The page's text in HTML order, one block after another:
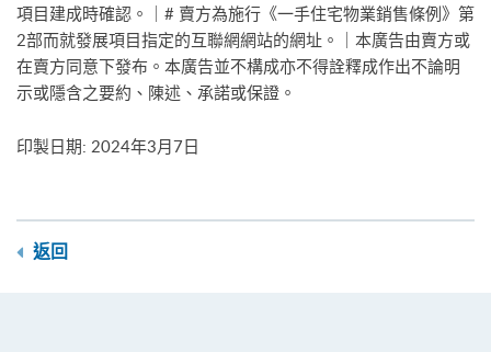
項目建成時確認。｜# 賣方為施行《一手住宅物業銷售條例》第
2部而就發展項目指定的互聯網網站的網址。｜本廣告由賣方或
在賣方同意下發布。本廣告並不構成亦不得詮釋成作出不論明
示或隱含之要約、陳述、承諾或保證。
印製日期: 2024年3月7日
返回